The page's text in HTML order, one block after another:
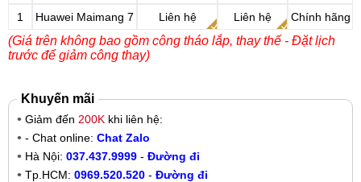
1
Huawei Maimang 7 Liên hệ Liên hệ Chính hãng
(Giá trên không bao gồm công tháo lắp, thay thế - Đặt lịch
trước để giảm công thay)
Khuyến mãi
Giảm đến 200K khi liên hệ:
- Chat online: Chat Zalo
Hà Nội: 037.437.9999 - Đường đi
Tp.HCM: 0969.520.520 - Đường đi